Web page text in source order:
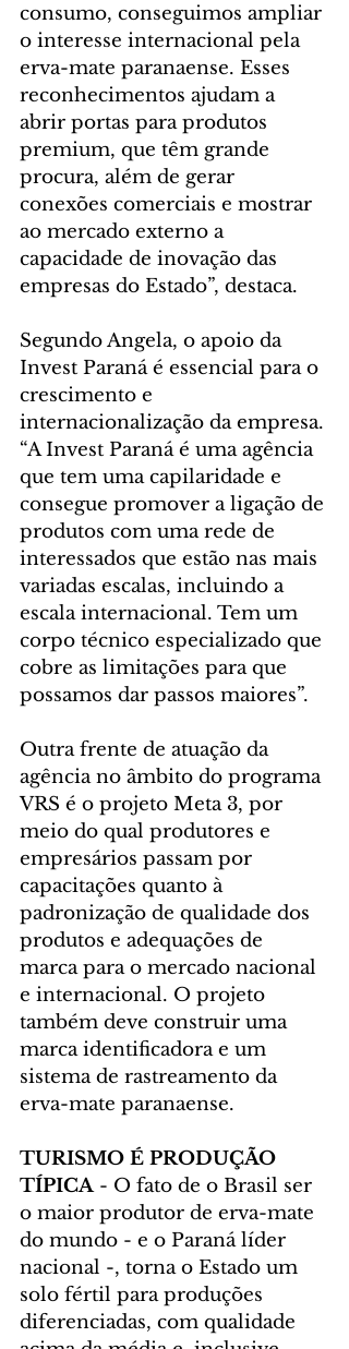
consumo, conseguimos ampliar
o interesse internacional pela
erva-mate paranaense. Esses
reconhecimentos ajudam a
abrir portas para produtos
premium, que têm grande
procura, além de gerar
conexões comerciais e mostrar
ao mercado externo a
capacidade de inovação das
empresas do Estado”, destaca.
Segundo Angela, o apoio da
Invest Paraná é essencial para o
crescimento e
internacionalização da empresa.
“A Invest Paraná é uma agência
que tem uma capilaridade e
consegue promover a ligação de
produtos com uma rede de
interessados que estão nas mais
variadas escalas, incluindo a
escala internacional. Tem um
corpo técnico especializado que
cobre as limitações para que
possamos dar passos maiores”.
Outra frente de atuação da
agência no âmbito do programa
VRS é o projeto Meta 3, por
meio do qual produtores e
empresários passam por
capacitações quanto à
padronização de qualidade dos
produtos e adequações de
marca para o mercado nacional
e internacional. O projeto
também deve construir uma
marca identificadora e um
sistema de rastreamento da
erva-mate paranaense.
TURISMO É PRODUÇÃO
TÍPICA - O fato de o Brasil ser
o maior produtor de erva-mate
do mundo - e o Paraná líder
nacional -, torna o Estado um
solo fértil para produções
diferenciadas, com qualidade